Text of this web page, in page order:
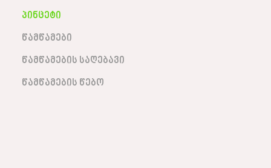
პინცეტი
წამწამები
წამწამების საღებავი
წამწამების წებო